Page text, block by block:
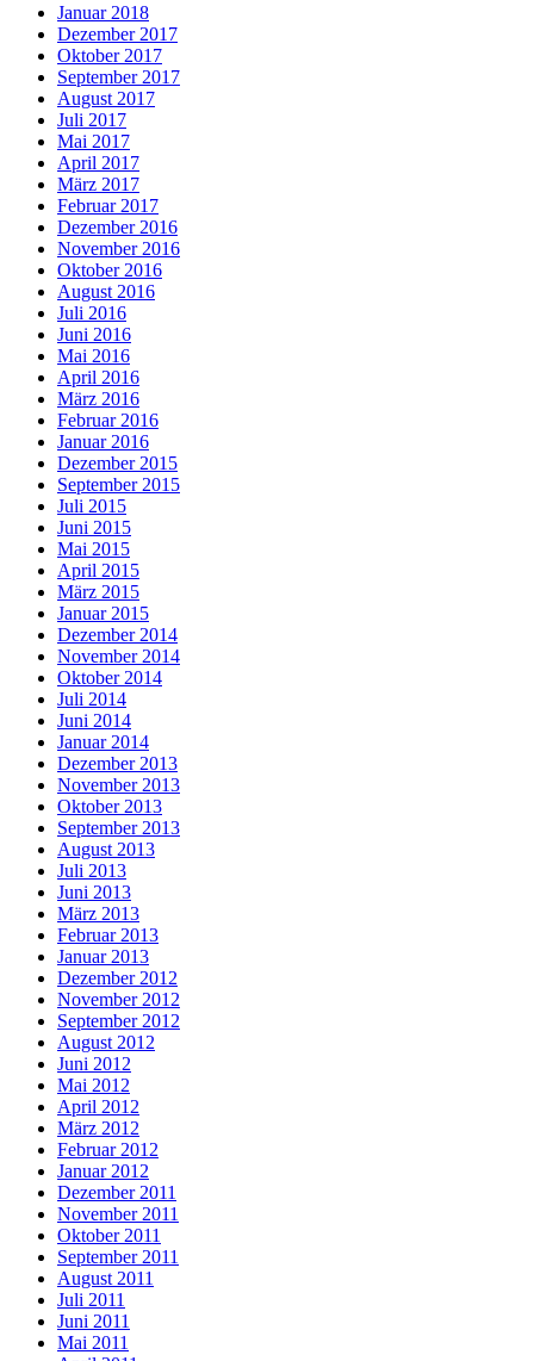
Januar 2018
Dezember 2017
Oktober 2017
September 2017
August 2017
Juli 2017
Mai 2017
April 2017
März 2017
Februar 2017
Dezember 2016
November 2016
Oktober 2016
August 2016
Juli 2016
Juni 2016
Mai 2016
April 2016
März 2016
Februar 2016
Januar 2016
Dezember 2015
September 2015
Juli 2015
Juni 2015
Mai 2015
April 2015
März 2015
Januar 2015
Dezember 2014
November 2014
Oktober 2014
Juli 2014
Juni 2014
Januar 2014
Dezember 2013
November 2013
Oktober 2013
September 2013
August 2013
Juli 2013
Juni 2013
März 2013
Februar 2013
Januar 2013
Dezember 2012
November 2012
September 2012
August 2012
Juni 2012
Mai 2012
April 2012
März 2012
Februar 2012
Januar 2012
Dezember 2011
November 2011
Oktober 2011
September 2011
August 2011
Juli 2011
Juni 2011
Mai 2011